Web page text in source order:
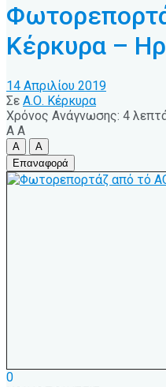
Κέρκυρα –
14 Απριλίου 2019
Σε Α.Ο. Κέρκυρα
Χρόνος Ανάγνωσης: 4
A A
A
A
Επαναφορά
0